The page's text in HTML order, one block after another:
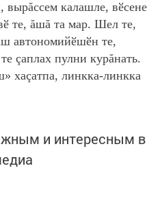
вырăссем калашле, вӗсене
те, ăшă та мар. Шел те,
автономийӗшӗн те,
çаплах пулни курăнать.
хаçатпа, линкка-линкка
и интересным в